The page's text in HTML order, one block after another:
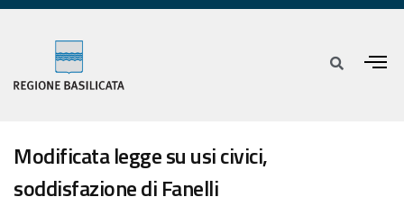
Modificata legge su usi civici,
soddisfazione di Fanelli